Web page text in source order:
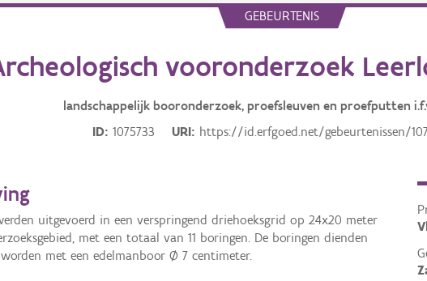
GEBEURTENIS
vooronderzoek
landschappelijk booronderzoek, proefsleuven en proefputten
ID
1075733 URI https://id.erfgoed.net/gebeurtenissen/
uitgevoerd in een verspringend driehoeksgrid op 24x20 meter
met een totaal van 11 boringen. De boringen dienden
met een edelmanboor Ø 7 centimeter.